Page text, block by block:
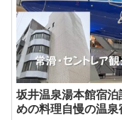
坂井温泉湯本館宿
めの料理自慢の温泉